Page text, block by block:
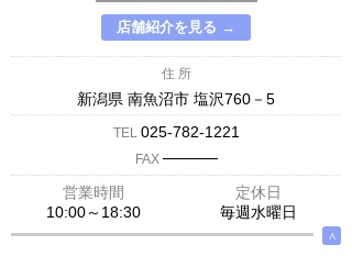
店舗紹介を見る →
住 所
新潟県 南魚沼市 塩沢760－5
TEL 025-782-1221
FAX ─────
営業時間
定休日
10:00～18:30
毎週水曜日
∧